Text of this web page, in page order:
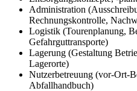
Administration
Rechnungskontrolle,
Logistik (Tourenplanung,
Gefahrguttransporte)
Lagerung (Gestaltung
Lagerorte)
Nutzerbetreuung (vor-Ort-
Abfallhandbuch)